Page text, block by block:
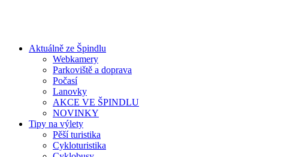
Aktuálně ze Špindlu
Webkamery
Parkoviště a doprava
Počasí
Lanovky
AKCE VE ŠPINDLU
NOVINKY
Tipy na výlety
Pěší turistika
Cykloturistika